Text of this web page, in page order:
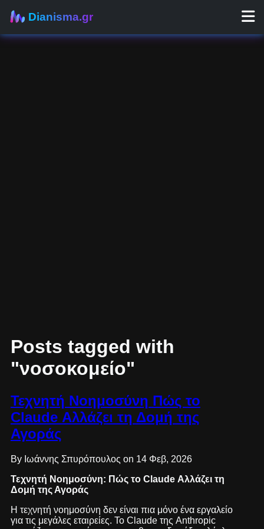
Dianisma.gr
Posts tagged with
"νοσοκομείο"
Τεχνητή Νοημοσύνη Πώς το
Claude Αλλάζει τη Δομή της
Αγοράς
By Ιωάννης Σπυρόπουλος on 14 Φεβ, 2026
Τεχνητή Νοημοσύνη: Πώς το Claude Αλλάζει τη
Δομή της Αγοράς
Η τεχνητή νοημοσύνη δεν είναι πια μόνο ένα εργαλείο
για τις μεγάλες εταιρείες. Το Claude της Anthropic